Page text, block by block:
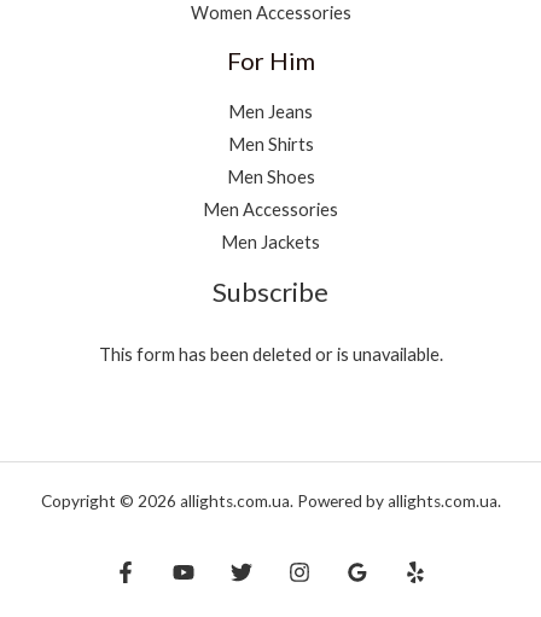
Women Accessories
For Him
Men Jeans
Men Shirts
Men Shoes
Men Accessories
Men Jackets
Subscribe
This form has been deleted or is unavailable.
Copyright © 2026 allights.com.ua. Powered by allights.com.ua.